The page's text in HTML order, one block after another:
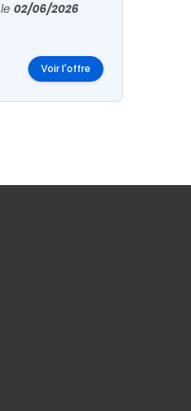
le 02/06/2026
Voir l'offre